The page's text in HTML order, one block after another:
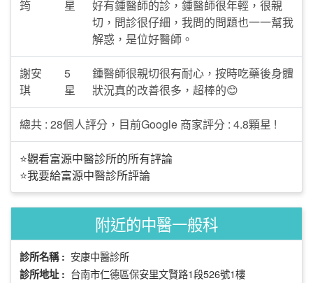
筠 星
好有鍾醫師的診，鍾醫師很年輕，很親
切，問診很仔細，我問的問題也一一幫我
解惑，是位好醫師。
謝安
琪
5
星
鍾醫師很親切很有耐心，按時吃藥後身體
狀況真的改善很多，超棒的😊
總共 : 28個人評分，目前Google 商家評分 : 4.8顆星 !
⭐觀看富源中醫診所的所有評論
⭐我要給富源中醫診所評論
附近的中醫一般科
診所名稱 : 安康中醫診所
診所地址 : 台南市仁德區保安里文賢路1段526號1樓